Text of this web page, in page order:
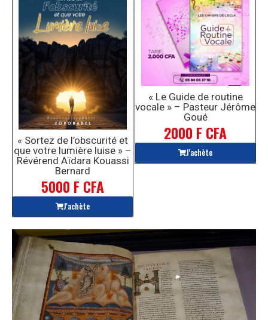
« Sortez de l’obscurité et
que votre lumière luise » –
Révérend Aïdara Kouassi
Bernard
5000 F CFA
J'achète
« Le Guide de routine
vocale » – Pasteur Jérôme
Goué
2000 F CFA
J'achète